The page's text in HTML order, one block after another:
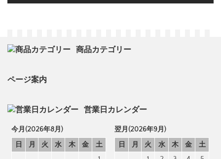
商品カテゴリー
ページ案内
営業日カレンダー
今月(2026年8月)
日
月 火 水 木 金
土
翌月(2026年9月)
日
月 火 水 木 金
土